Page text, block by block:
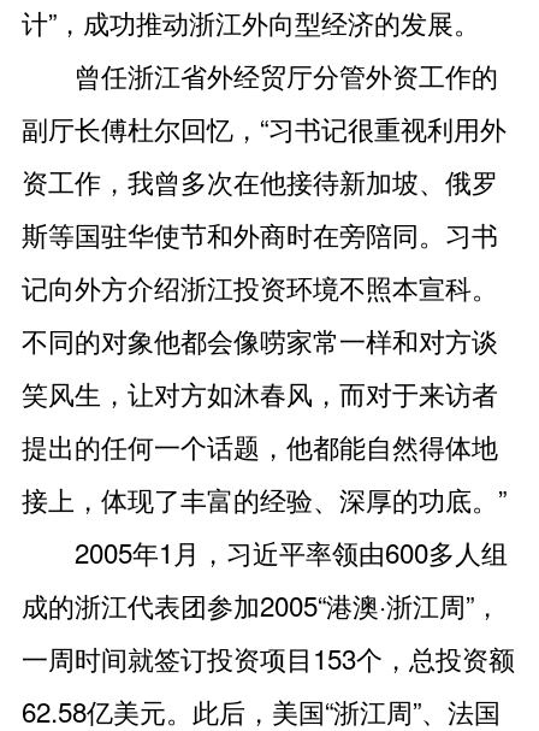
计”，成功推动浙江外向型经济的发展。
曾任浙江省外经贸厅分管外资工作的
副厅长傅杜尔回忆，“习书记很重视利用外
资工作，我曾多次在他接待新加坡、俄罗
斯等国驻华使节和外商时在旁陪同。习书
记向外方介绍浙江投资环境不照本宣科。
不同的对象他都会像唠家常一样和对方谈
笑风生，让对方如沐春风，而对于来访者
提出的任何一个话题，他都能自然得体地
接上，体现了丰富的经验、深厚的功底。”
2005年1月，习近平率领由600多人组
成的浙江代表团参加2005“港澳·浙江周”，
一周时间就签订投资项目153个，总投资额
62.58亿美元。此后，美国“浙江周”、法国